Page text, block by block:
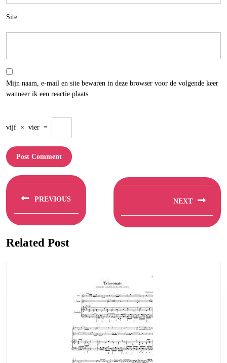
Site
Mijn naam, e-mail en site bewaren in deze browser voor de volgende keer
wanneer ik een reactie plaats.
vijf × vier =
Berichtnavigatie
PREVIOUS
post:
NEXT
post:
Related Post